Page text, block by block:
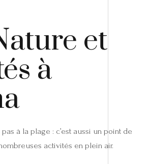
et
à
à la plage : c’est aussi un point de
activités en plein air.